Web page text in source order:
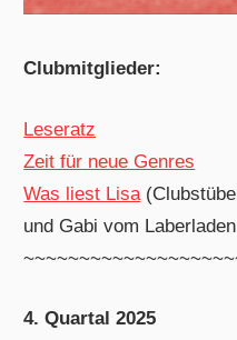
Clubmitglieder:
Leseratz
Zeit für neue Genres
Was liest Lisa
und Gabi vom Laberladen
4. Quartal 2025